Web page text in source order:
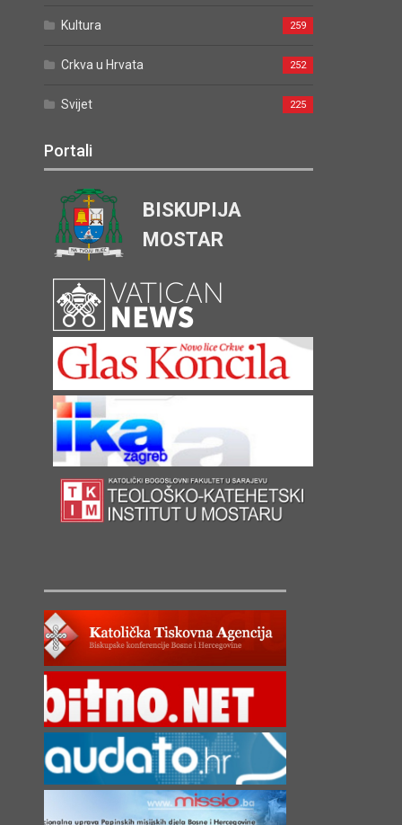
Kultura 259
Crkva u Hrvata 252
Svijet 225
Portali
BISKUPIJA
MOSTAR